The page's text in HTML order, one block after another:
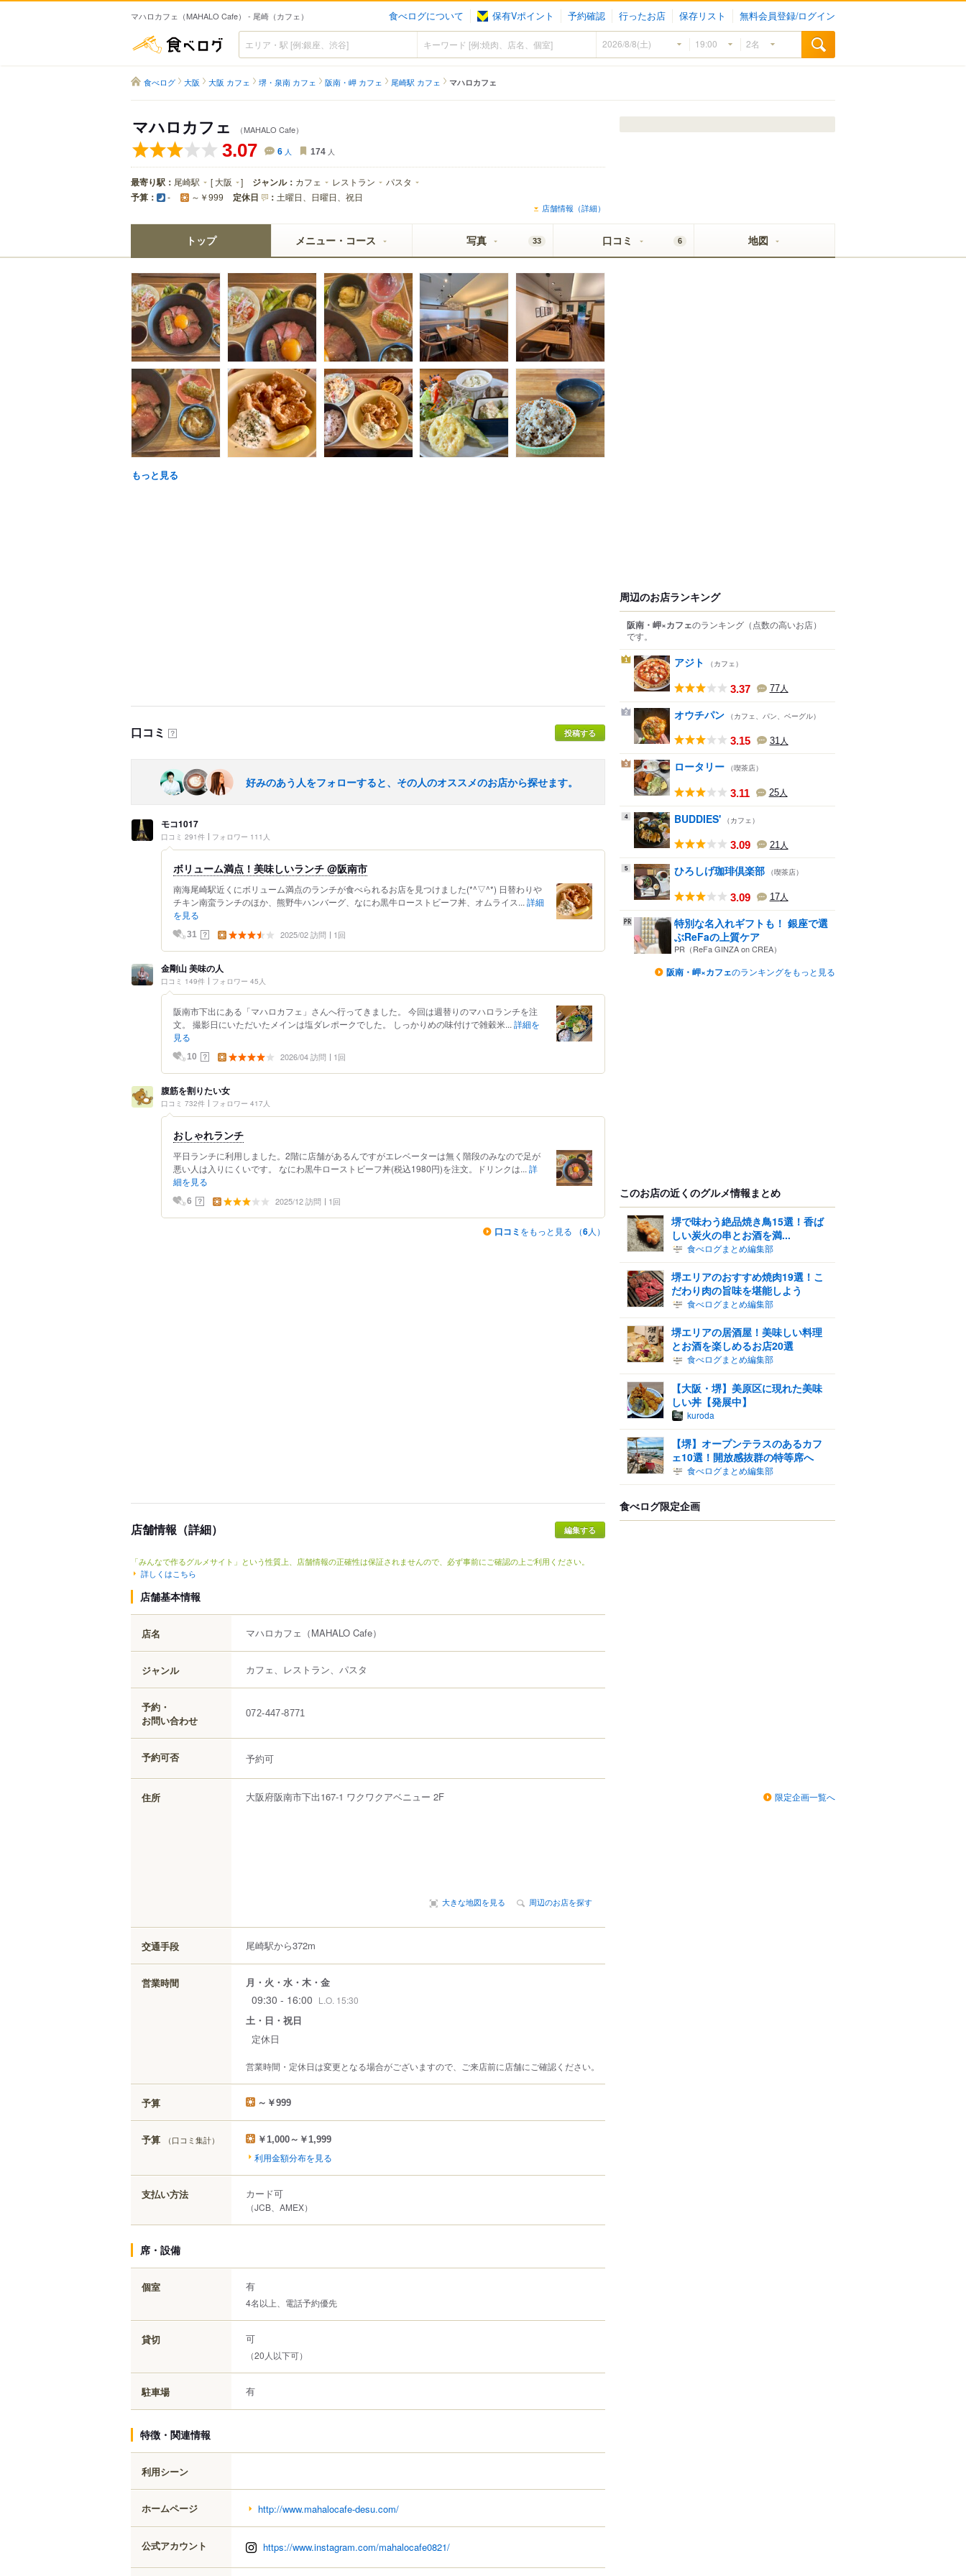
マハロカフェ（MAHALO Cafe） - 尾崎（カフェ） 食べログについて 保有Vポイント 予約確認 行ったお店 保存リスト 無料会員登録/ログイン
食べログ
食べログ 大阪 大阪 カフェ 堺・泉南 カフェ 阪南・岬 カフェ 尾崎駅 カフェ マハロカフェ
マハロカフェ （MAHALO Cafe）
3.07 6 人 174 人
最寄り駅： 尾崎駅 [ 大阪 ] ジャンル： カフェ レストラン パスタ
予算： - ～￥999 定休日 ： 土曜日、日曜日、祝日
店舗情報（詳細）
トップ メニュー・コース 写真 33 口コミ 6 地図
もっと見る
口コミ ？ 投稿する
好みのあう人をフォローすると、その人のオススメのお店から探せます。
モコ1017
口コミ 291件 フォロワー 111人
ボリューム満点！美味しいランチ @阪南市
南海尾崎駅近くにボリューム満点のランチが食べられるお店を見つけました(*^▽^*) 日替わりや
チキン南蛮ランチのほか、熊野牛ハンバーグ、なにわ黒牛ローストビーフ丼、オムライス... 詳細
を見る
31 ？ 2025/02 訪問 1回
金剛山 美味の人
口コミ 149件 フォロワー 45人
阪南市下出にある「マハロカフェ」さんへ行ってきました。 今回は週替りのマハロランチを注
文。 撮影日にいただいたメインは塩ダレポークでした。 しっかりめの味付けで雑穀米... 詳細を
見る
10 ？ 2026/04 訪問 1回
腹筋を割りたい女
口コミ 732件 フォロワー 417人
おしゃれランチ
平日ランチに利用しました。2階に店舗があるんですがエレベーターは無く階段のみなので足が
悪い人は入りにくいです。 なにわ黒牛ローストビーフ丼(税込1980円)を注文。ドリンクは... 詳
細を見る
6 ？ 2025/12 訪問 1回
口コミ をもっと見る （6人）
店舗情報（詳細）
「みんなで作るグルメサイト」という性質上、店舗情報の正確性は保証されませんので、必ず事前にご確認の上ご利用ください。
詳しくはこちら
店舗基本情報
店名 マハロカフェ （MAHALO Cafe）
ジャンル カフェ、レストラン、パスタ
予約・
お問い合わせ
072-447-8771
予約可否 予約可
住所 大阪府阪南市下出167-1 ワクワクアベニュー 2F
大きな地図を見る 周辺のお店を探す
交通手段 尾崎駅から372m
営業時間 月・火・水・木・金
09:30 - 16:00 L.O. 15:30
土・日・祝日
定休日
営業時間・定休日は変更となる場合がございますので、ご来店前に店舗にご確認ください。
予算 ～￥999
予算 （口コミ集計） ￥1,000～￥1,999
利用金額分布を見る
支払い方法 カード可
（JCB、AMEX）
席・設備
個室 有
4名以上、電話予約優先
貸切 可
（20人以下可）
駐車場 有
特徴・関連情報
利用シーン
ホームページ http://www.mahalocafe-desu.com/
公式アカウント https://www.instagram.com/mahalocafe0821/
周辺のお店ランキング
阪南・岬×カフェのランキング （点数の高いお店）
です。
1 アジト （カフェ）
3.37 77人
2 オウチパン （カフェ、パン、ベーグル）
3.15 31 人
3 ロータリー （喫茶店）
3.11 25人
4 BUDDIES' （カフェ）
3.09 21 人
5 ひろしげ珈琲倶楽部 （喫茶店）
3.09 17人
特別な名入れギフトも！ 銀座で選
ぶReFaの上質ケア
PR（ReFa GINZA on CREA）
阪南・岬×カフェのランキングをもっと見る
このお店の近くのグルメ情報まとめ
堺で味わう絶品焼き鳥15選！香ば
しい炭火の串とお酒を満...
食べログまとめ編集部
堺エリアのおすすめ焼肉19選！こ
だわり肉の旨味を堪能しよう
食べログまとめ編集部
堺エリアの居酒屋！美味しい料理
とお酒を楽しめるお店20選
食べログまとめ編集部
【大阪・堺】美原区に現れた美味
しい丼【発展中】
kuroda
【堺】オープンテラスのあるカフ
ェ10選！開放感抜群の特等席へ
食べログまとめ編集部
食べログ限定企画
限定企画一覧へ